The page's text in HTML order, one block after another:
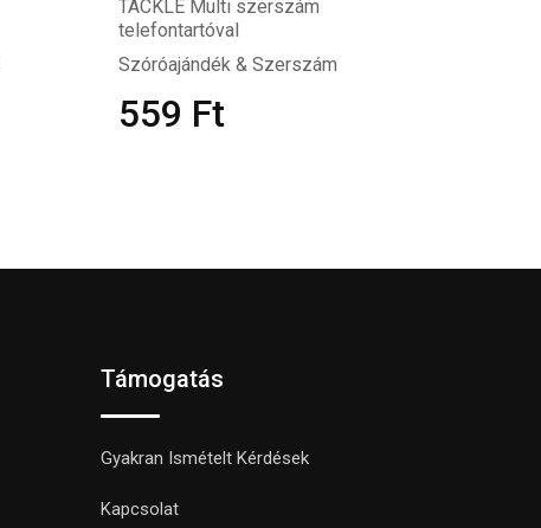
TACKLE Multi szerszám
telefontartóval
Szóróajándék & Szerszám
559 Ft
Támogatás
Gyakran Ismételt Kérdések
Kapcsolat